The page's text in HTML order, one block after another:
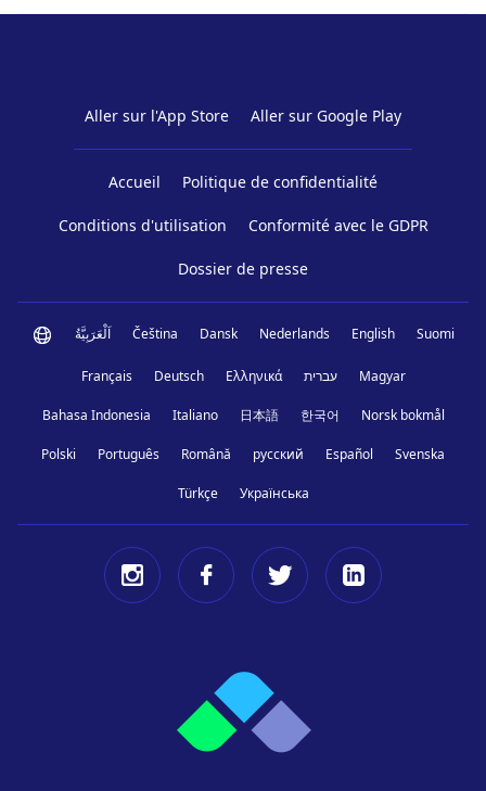
Aller sur l'App Store Aller sur Google Play
Accueil Politique de confidentialité
Conditions d'utilisation Conformité avec le GDPR
Dossier de presse
اَلْعَرَبِيَّةُ Čeština Dansk Nederlands English Suomi
Français Deutsch Ελληνικά עברית Magyar
Bahasa Indonesia Italiano 日本語 한국어 Norsk bokmål
Polski Português Română русский Español Svenska
Türkçe Українська